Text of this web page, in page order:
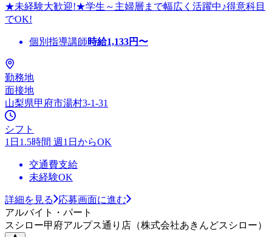
★未経験大歓迎!★学生～主婦層まで幅広く活躍中♪得意科目
でOK!
個別指導講師時給1,133円〜
勤務地
面接地
山梨県甲府市湯村3-1-31
シフト
1日1.5時間 週1日からOK
交通費支給
未経験OK
詳細を見る
応募画面に進む
アルバイト・パート
スシロー甲府アルプス通り店（株式会社あきんどスシロー）